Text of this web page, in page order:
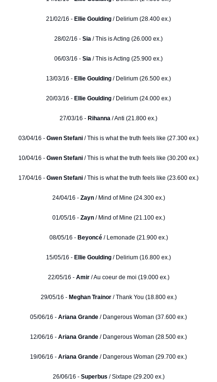
21/02/16 - Ellie Goulding / Delirium (28.400 ex.)
28/02/16 - Sia / This is Acting (26.000 ex.)
06/03/16 - Sia / This is Acting (25.900 ex.)
13/03/16 - Ellie Goulding / Delirium (26.500 ex.)
20/03/16 - Ellie Goulding / Delirium (24.000 ex.)
27/03/16 - Rihanna / Anti (21.800 ex.)
03/04/16 - Gwen Stefani / This is what the truth feels like (27.300 ex.)
10/04/16 - Gwen Stefani / This is what the truth feels like (30.200 ex.)
17/04/16 - Gwen Stefani / This is what the truth feels like (23.600 ex.)
24/04/16 - Zayn / Mind of Mine (24.300 ex.)
01/05/16 - Zayn / Mind of Mine (21.100 ex.)
08/05/16 - Beyoncé / Lemonade (21.900 ex.)
15/05/16 - Ellie Goulding / Delirium (16.800 ex.)
22/05/16 - Amir / Au coeur de moi (19.000 ex.)
29/05/16 - Meghan Trainor/ Thank You (18.800 ex.)
05/06/16 - Ariana Grande / Dangerous Woman (37.600 ex.)
12/06/16 - Ariana Grande / Dangerous Woman (28.500 ex.)
19/06/16 - Ariana Grande / Dangerous Woman (29.700 ex.)
26/06/16 - Superbus / Sixtape (29.200 ex.)